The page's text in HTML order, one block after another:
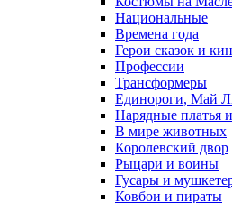
Национальные
Времена года
Герои сказок и
Профессии
Трансформеры
Единороги, Май
Нарядные платья
В мире животных
Королевский двор
Рыцари и воины
Гусары и
Ковбои и пираты